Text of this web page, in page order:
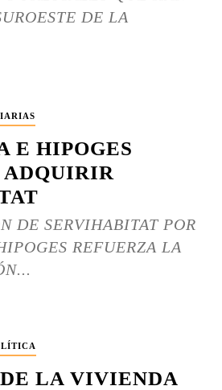
DE LA
E HIPOGES
ADQUIRIR
DE SERVIHABITAT POR
REFUERZA LA
LA VIVIENDA